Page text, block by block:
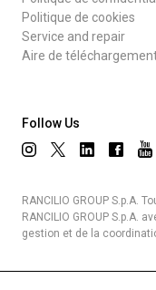
Politique de cookies
Service and repair
Aire de
Follow Us
RANCILIO GROUP S.p.A.
RANCILIO GROUP S.p.A.
gestion et de la